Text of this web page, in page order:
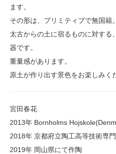
ます。
その形は、プリミティブで無国籍。
太古からの土に宿るものに対する
器です。
重量感があります。
原土が作り出す景色をお楽しみく
宮田春花
2013年 Bornholms
2018年 京都府立陶工高等技術専
2019年 岡山県にて作陶